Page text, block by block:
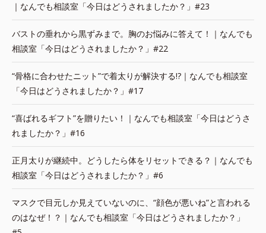
｜なんでも相談室「今日はどうされましたか？」#23
バストの垂れから黒ずみまで。胸のお悩みに答えて！｜なんでも
相談室「今日はどうされましたか？」#22
“骨格に合わせたニット”で着太りが解決する!?｜なんでも相談室
「今日はどうされましたか？」#17
“喜ばれるギフト”を贈りたい！｜なんでも相談室「今日はどうさ
れましたか？」#16
正月太りが継続中。どうしたら体をリセットできる？｜なんでも
相談室「今日はどうされましたか？」#6
マスクで目元しか見えていないのに、“顔色が悪いね”と言われる
のはなぜ！？｜なんでも相談室「今日はどうされましたか？」